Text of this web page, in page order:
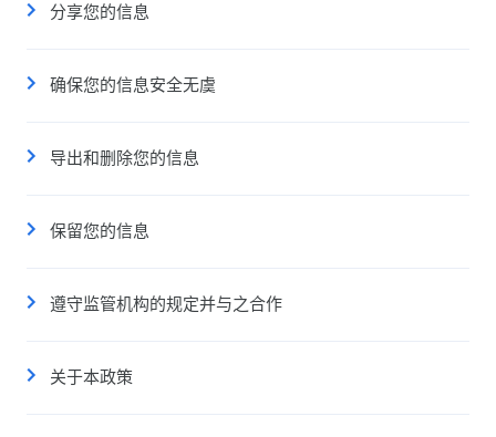
分享您的信息
确保您的信息安全无虞
导出和删除您的信息
保留您的信息
遵守监管机构的规定并与之合作
关于本政策